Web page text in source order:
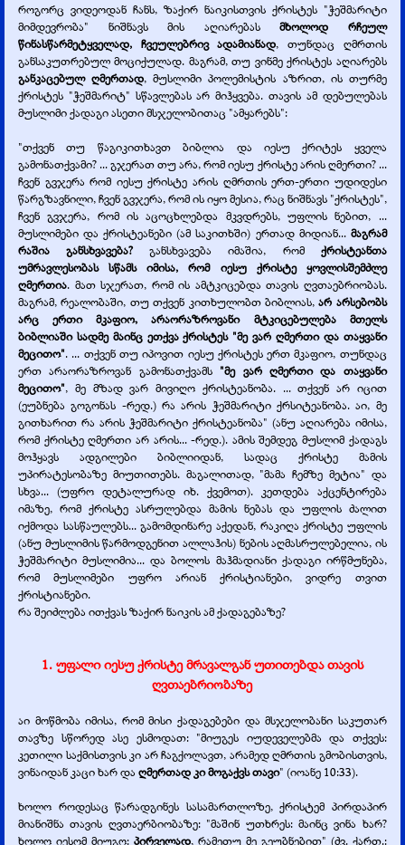
როგორც ვიდეოდან ჩანს, ზაქირ ნაიკისთვის ქრისტეს "ჭეშმარიტი
მიმდევრობა" ნიშნავს მის აღიარებას
მხოლოდ რჩეულ
წინასწარმეტყველად, ჩვეულებრივ ადამიანად, თუნდაც ღმრთის
განსაკუთრებულ მოციქულად. მაგრამ, თუ ვინმე ქრისტეს აღიარებს
განკაცებულ ღმერთად, მუსლიმი პოლემისტის აზრით, ის თურმე
ქრისტეს "ჭეშმარიტ" სწავლებას არ მიჰყვება. თავის ამ დებულებას
მუსლიმი ქადაგი ასეთი მსჯელობითაც "ამყარებს":
"თქვენ თუ წაგიკითხავთ ბიბლია და იესუ ქრიტეს ყველა
გამონათქვამი? ... გჯერათ თუ არა, რომ იესუ ქრისტე არის ღმერთი? ...
ჩვენ გვჯერა რომ იესუ ქრისტე არის ღმრთის ერთ-ერთი უდიდესი
წარგზავნილი, ჩვენ გვჯერა, რომ ის იყო მესია, რაც ნიშნავს "ქრისტეს",
ჩვენ გვჯერა, რომ ის აცოცხლებდა მკვდრებს, უფლის ნებით, ...
მუსლიმები და ქრისტეანები (ამ საკითხში) ერთად მიდიან... მაგრამ
რაშია განსხვავება?
განსხვავება იმაშია, რომ
ქრისტეანთა
უმრავლესობას სწამს იმისა, რომ იესუ ქრისტე ყოვლისშემძლე
ღმერთია. მათ სჯერათ, რომ ის ამტკიცებდა თავის ღვთაებრიობას.
მაგრამ, რეალობაში, თუ თქვენ კითხულობთ ბიბლიას, არ არსებობს
არც ერთი მკაფიო, არაორაზროვანი მტკიცებულება მთელს
ბიბლიაში სადმე მაინც ეთქვა ქრისტეს "მე ვარ ღმერთი და თაყვანი
მეცითო". ... თქვენ თუ იპოვით იესუ ქრისტეს ერთ მკაფიო, თუნდაც
ერთ არაორაზროვან გამონათქვამს "მე ვარ ღმერთი და თაყვანი
მეცითო", მე მზად ვარ მივიღო ქრისტეანობა. ... თქვენ არ იცით
(ეუბნება გოგონას -რედ.) რა არის ჭეშმარიტი ქრსიტეანობა. აი, მე
გითხარით რა არის ჭეშმარიტი ქრისტეანობა" (ანუ აღიარება იმისა,
რომ ქრისტე ღმერთი არ არის... -რედ.). ამის შემდეგ მუსლიმ ქადაგს
მოჰყავს ადგილები ბიბლიიდან, სადაც ქრისტე მამის
უპირატესობაზე მიუთითებს. მაგალითად, "მამა ჩემზე მეტია" და
სხვა... (უფრო დეტალურად იხ. ქვემოთ). კეთდება აქცენტირება
იმაზე, რომ ქრისტე ასრულებდა მამის ნებას და უფლის ძალით
იქმოდა სასწაულებს... გამომდინარე აქედან, რაკიღა ქრისტე უფლის
(ანუ მუსლიმის წარმოდგენით ალლაჰის) ნების აღმასრულებელია, ის
ჭეშმარიტი მუსლიმია... და ბოლოს მაჰმადიანი ქადაგი ირწმუნება,
რომ მუსლიმები უფრო არიან ქრისტიანები, ვიდრე თვით
ქრისტიანები.
რა შეიძლება ითქვას ზაქირ ნაიკის ამ ქადაგებაზე?
1. უფალი იესუ ქრისტე მრავალგან უთითებდა თავის
ღვთაებრიობაზე
აი მოწმობა იმისა, რომ მისი ქადაგებები და მსჯელობანი საკუთარ
თავზე სწორედ ასე ესმოდათ: "მიუგეს იუდეველებმა და თქვეს:
კეთილი საქმისთვის კი არ ჩაგქოლავთ, არამედ ღმრთის გმობისთვის,
ვინაიდან კაცი ხარ და ღმერთად კი მოგაქვს თავი" (იოანე 10:33).
ხოლო როდესაც წარადგინეს სასამართლოზე, ქრისტემ პირდაპირ
მიანიშნა თავის ღვთაერბიობაზე: "მაშინ უთხრეს: მაინც ვინა ხარ?
ხოლო იესომ მიუგო: პირველად, რამეთუ მე გეუბნებით" (ძვ. ქართ.: